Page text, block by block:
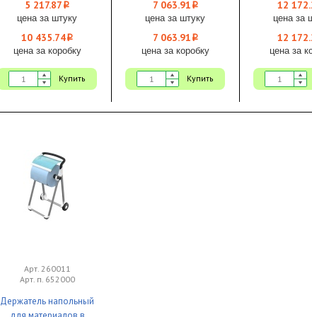
5 217.87 i
цена за штуку
10 435.74i
цена за коробку
Купить
7 063.91 i
цена за штуку
7 063.91 i
цена за коробку
Купить
12
цена за
12
цена за
Арт. 260011
Арт. п. 652000
Держатель напольный